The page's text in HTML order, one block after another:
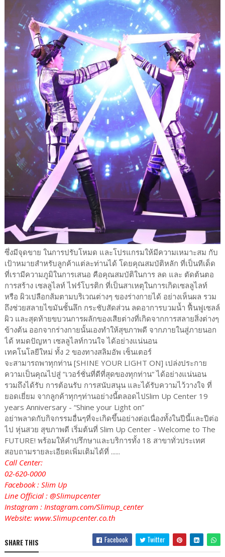
ซึ่งมีจุดขาย ในการปรับโหมด และโปรแกรมให้มีความเหมาะสม กับ
เป้าหมายสำหรับลูกค้าแต่ละท่านได้ โดยคุณสมบัติหลัก ที่เป็นทีเด็ด
ที่เรามีความภูมิในการเสนอ คือคุณสมบัติในการ ลด และ ตัดต้นตอ
การสร้าง เซลลูไลท์ ไฟร์โบรติก ที่เป็นสาเหตุในการเกิดเซลลูไลท์
หรือ ผิวเปลือกส้มตามบริเวณต่างๆ ของร่างกายได้ อย่างเห็นผล รวม
ถึงช่วยสลายไขมันชั้นลึก กระชับสัดส่วน ลดอาการบวมน้ำ ฟื้นฟูเซลล์
ผิว และสุดท้ายขบวนการผลักของเสียต่างที่เกิดจากการสลายสิ่งต่างๆ
ข้างต้น ออกจากร่างกายนั้นเองทำให้สุขภาพดี จากภายในสู่ภายนอก
ได้ หมดปัญหา เซลลูไลท์กวนใจ ได้อย่างแน่นอน
เทคโนโลยีใหม่ ทั้ง 2 ของทางสลิมอัพ เซ็นเตอร์
จะสามารถพาทุกท่าน [SHINE YOUR LIGHT ON] เปล่งประกาย
ความเป็นคุณไปสู่ “เวอร์ชั่นที่ดีที่สุดของทุกท่าน“ ได้อย่างแน่นอน
รวมถึงได้รับ การต้อนรับ การสนับสนุน และได้รับความไว้วางใจ ที่
ยอดเยี่ยม จากลูกค้าทุกๆท่านอย่างนี้ตลอดไปSlim Up Center 19
years Anniversary - “Shine your Light on”
อย่าพลาดกับกิจกรรมอื่นๆที่จะเกิดขึ้นอย่างต่อเนื่องทั้งในปีนี้และปีต่อ
ไป หุ่นสวย สุขภาพดี เริ่มต้นที่ Slim Up Center - Welcome to The
FUTURE! พร้อมให้คำปรึกษาและบริการทั้ง 18 สาขาทั่วประเทศ
สอบถามรายละเอียดเพิ่มเติมได้ที่ ......
Call Center:
02-620-0000
Facebook : Slim Up
Line Official : @Slimupcenter
Instagram : Instagram.com/Slimup_center
Website: www.Slimupcenter.co.th
SHARE THIS Facebook Twitter